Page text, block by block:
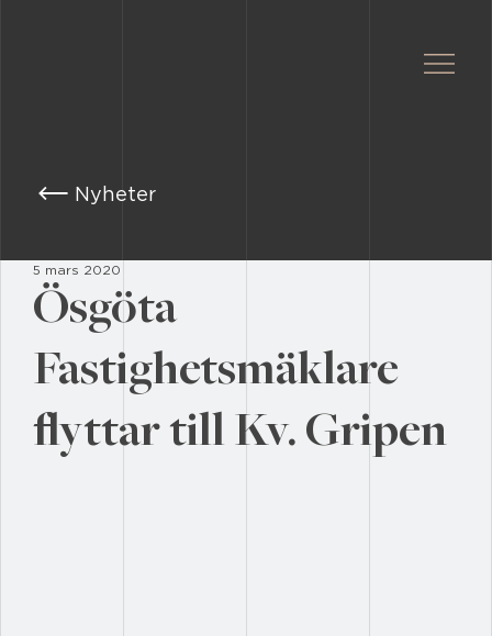
Nyheter
Ösgöta
Fastighetsmäklare
flyttar till Kv. Gripen
5 mars 2020